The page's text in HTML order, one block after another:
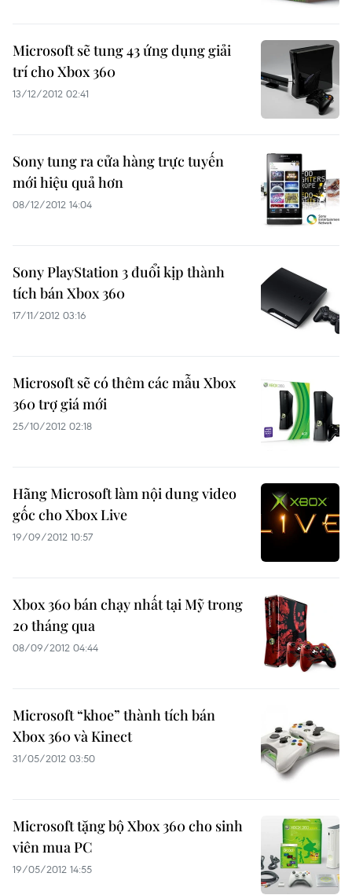
Microsoft sẽ tung 43 ứng dụng giải
trí cho Xbox 360
13/12/2012 02:41
Sony tung ra cửa hàng trực tuyến
mới hiệu quả hơn
08/12/2012 14:04
Sony PlayStation 3 đuổi kịp thành
tích bán Xbox 360
17/11/2012 03:16
Microsoft sẽ có thêm các mẫu Xbox
360 trợ giá mới
25/10/2012 02:18
Hãng Microsoft làm nội dung video
gốc cho Xbox Live
19/09/2012 10:57
Xbox 360 bán chạy nhất tại Mỹ trong
20 tháng qua
08/09/2012 04:44
Microsoft “khoe” thành tích bán
Xbox 360 và Kinect
31/05/2012 03:50
Microsoft tặng bộ Xbox 360 cho sinh
viên mua PC
19/05/2012 14:55